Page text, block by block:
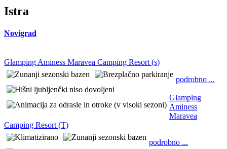
Istra
Novigrad
Glamping Aminess Maravea Camping Resort (s)
podrobno ...
Glamping
Aminess
Maravea
Camping Resort (T)
podrobno ...